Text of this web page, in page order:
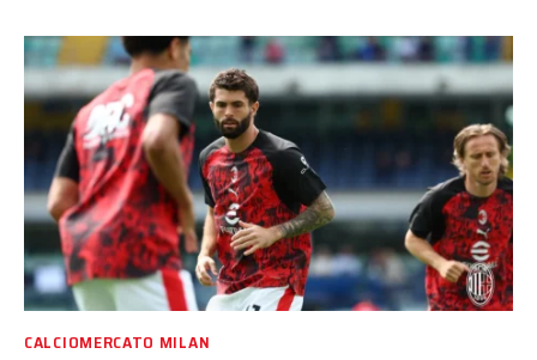
CALCIOMERCATO MILAN